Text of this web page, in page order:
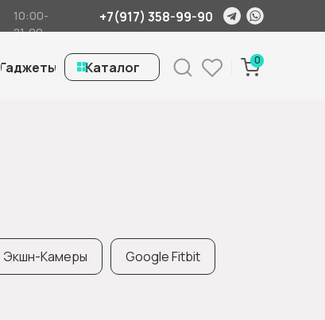
+7(917) 358-99-90
10:00-
21:00
Гаджеты 0
ㅤКаталог
Экшн-Камеры Google Fitbit